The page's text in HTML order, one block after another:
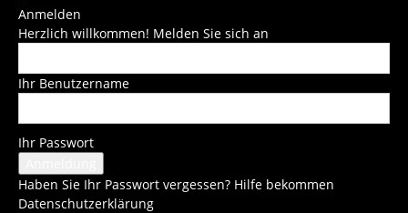
Anmelden
Herzlich willkommen! Melden Sie sich an
Ihr Benutzername
Ihr Passwort
Haben Sie Ihr Passwort vergessen? Hilfe bekommen
Datenschutzerklärung